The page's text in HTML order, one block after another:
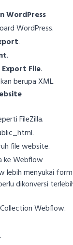
WordPress
WordPress.
.
.
File.
berupa XML.
FileZilla.
file website.
ke Webflow
lebih menyukai
dikonversi
Webflow.